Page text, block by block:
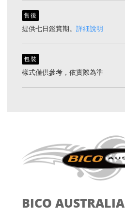
售後
提供七日鑑賞期。 詳細說明
包裝
樣式僅供參考，依實際為準
BICO AUSTRALIA